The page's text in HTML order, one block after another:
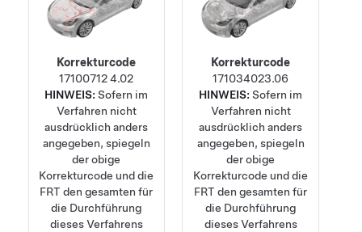
Korrekturcode
17100712 4.02
HINWEIS:Sofern im
Verfahren nicht
ausdrücklich anders
angegeben, spiegeln
der obige
Korrekturcode und die
FRT den gesamten für
die Durchführung
dieses Verfahrens
Korrekturcode
171034023.06
HINWEIS:Sofern im
Verfahren nicht
ausdrücklich anders
angegeben, spiegeln
der obige
Korrekturcode und die
FRT den gesamten für
die Durchführung
dieses Verfahrens